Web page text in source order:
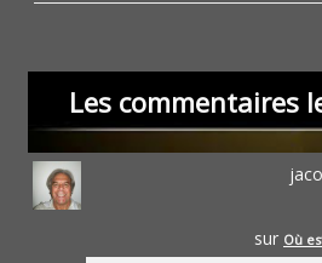
Les commentaires
sur Où